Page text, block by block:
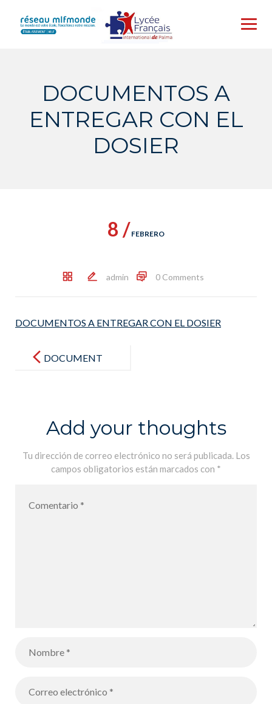
content
DOCUMENTOS A
ENTREGAR CON EL
DOSIER
8 / FEBRERO
admin 0 Comments
DOCUMENTOS A ENTREGAR CON EL DOSIER
navigationDOCUMENT
DOSIER
Add your thoughts
Tu dirección de correo electrónico no será publicada. Los
campos obligatorios están marcados con *